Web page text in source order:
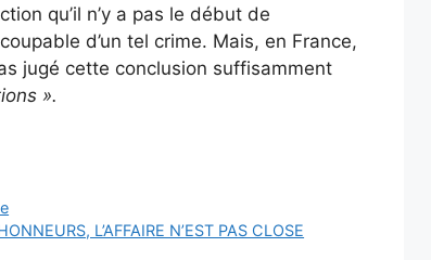
qu’il n’y a pas le début de
d’un tel crime. Mais, en France,
jugé cette conclusion suffisamment
».
L’AFFAIRE N’EST PAS CLOSE